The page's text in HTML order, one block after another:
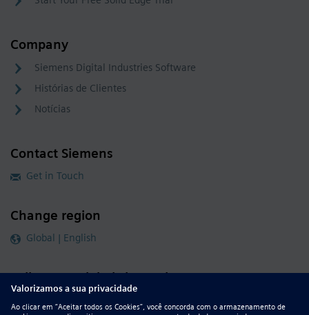
Company
Siemens Digital Industries Software
Histórias de Clientes
Notícias
Contact Siemens
Get in Touch
Change region
Global | English
Follow our global channels